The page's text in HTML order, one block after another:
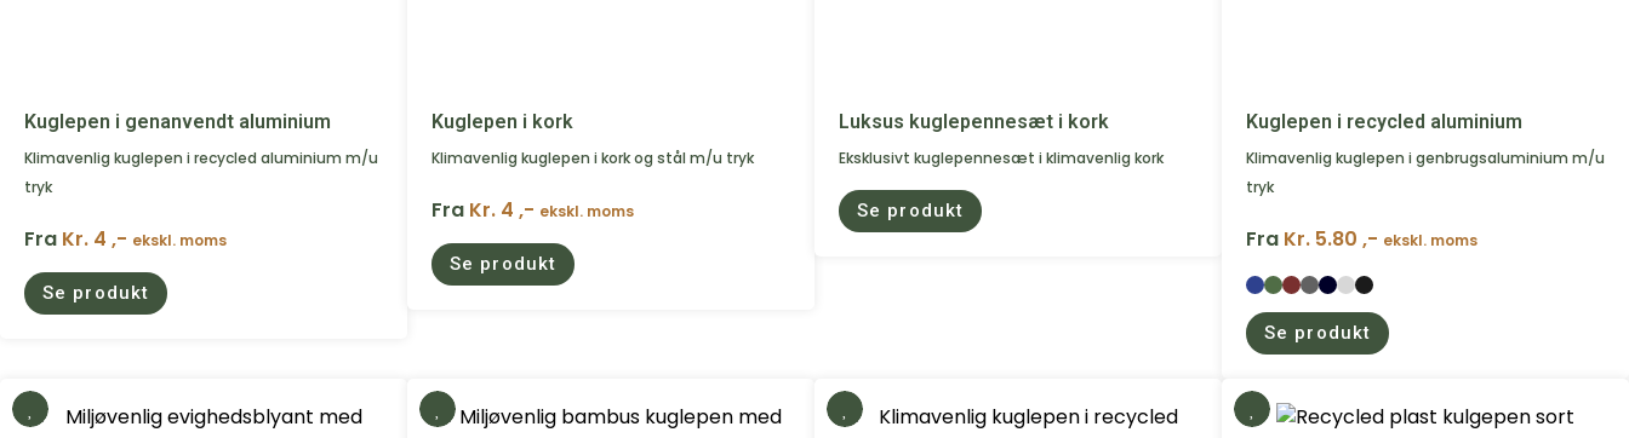
Kuglepen i genanvendt aluminium
Klimavenlig kuglepen i recycled aluminium m/u
tryk
Fra Kr. 4 ,- ekskl. moms
Se produkt
Kuglepen i kork
Klimavenlig kuglepen i kork og stål m/u tryk
Fra Kr. 4 ,- ekskl. moms
Se produkt
Luksus kuglepennesæt i kork
Eksklusivt kuglepennesæt i klimavenlig kork
Se produkt
Kuglepen i recycled aluminium
Klimavenlig kuglepen i genbrugsaluminium m/u
tryk
Fra Kr. 5.80 ,- ekskl. moms
Se produkt